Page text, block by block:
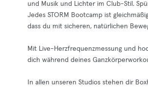
und Musik und Lichter im Club-Stil.
Jedes STORM Bootcamp ist
dass du mit sicheren, natürlichen
Mit Live-Herzfrequenzmessung und
dich während deines
In allen unseren Studios stehen dir